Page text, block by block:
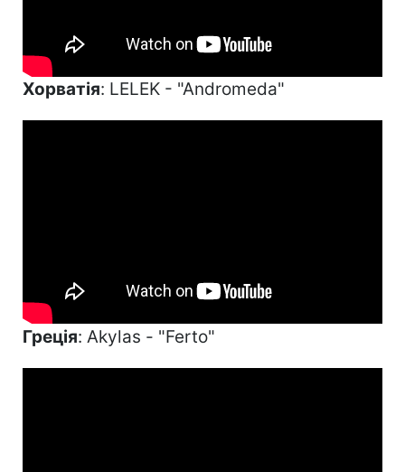
Хорватія: LELEK - "Andromeda"
Греція: Akylas - "Ferto"